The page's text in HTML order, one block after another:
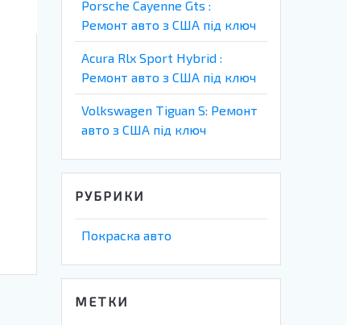
Porsche Cayenne Gts :
Ремонт авто з США під ключ
Acura Rlx Sport Hybrid :
Ремонт авто з США під ключ
Volkswagen Tiguan S: Ремонт
авто з США під ключ
РУБРИКИ
Покраска авто
МЕТКИ